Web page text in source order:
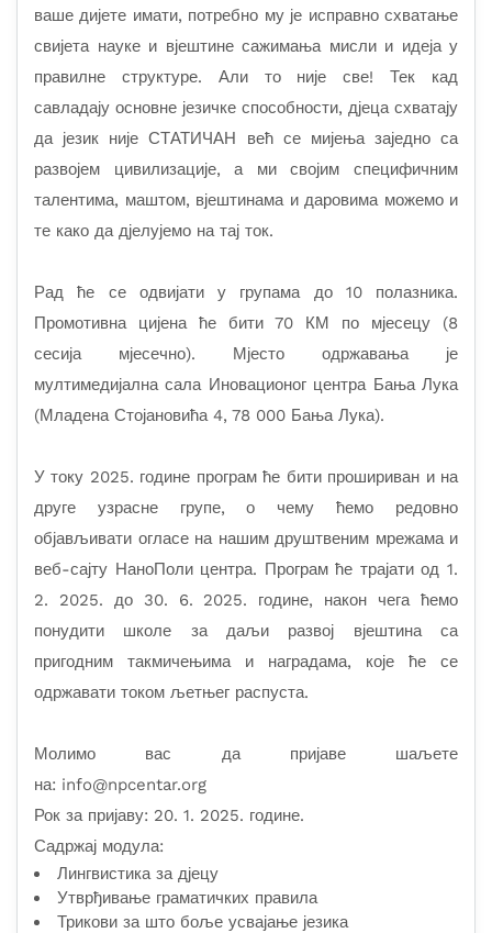
ваше дијете имати, потребно му је исправно схватање
свијета науке и вјештине сажимања мисли и идеја у
правилне структуре. Али то није све! Тек кад
савладају основне језичке способности, дјеца схватају
да језик није СТАТИЧАН већ се мијења заједно са
развојем цивилизације, а ми својим специфичним
талентима, маштом, вјештинама и даровима можемо и
те како да дјелујемо на тај ток.
Рад ће се одвијати у групама до 10 полазника.
Промотивна цијена ће бити 70 КМ по мјесецу (8
сесија мјесечно). Мјесто одржавања је
мултимедијална сала Иновационог центра Бања Лука
(Младена Стојановића 4, 78 000 Бања Лука).
У току 2025. године програм ће бити прошириван и на
друге узрасне групе, о чему ћемо редовно
објављивати огласе на нашим друштвеним мрежама и
веб-сајту НаноПоли центра. Програм ће трајати од 1.
2. 2025. до 30. 6. 2025. године, након чега ћемо
понудити школе за даљи развој вјештина са
пригодним такмичењима и наградама, које ће се
одржавати током љетњег распуста.
Молимо вас да пријаве шаљете
на: info@npcentar.org
Рок за пријаву: 20. 1. 2025. године.
Садржај модула:
Лингвистика за дјецу
Утврђивање граматичких правила
Трикови за што боље усвајање језика